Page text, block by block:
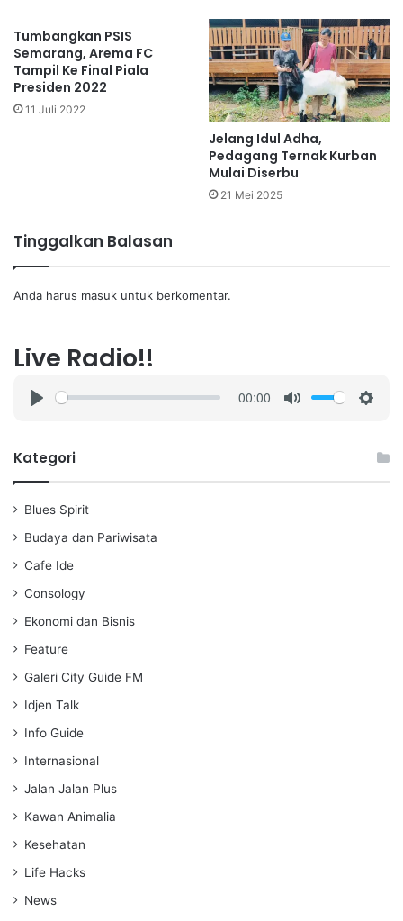
Tumbangkan PSIS
Semarang, Arema FC
Tampil Ke Final Piala
Presiden 2022
11 Juli 2022
Jelang Idul Adha,
Pedagang Ternak Kurban
Mulai Diserbu
21 Mei 2025
Tinggalkan Balasan
Anda harus masuk untuk berkomentar.
Live Radio!!
a
00:00
Kategori
Blues Spirit
Budaya dan Pariwisata
Cafe Ide
Consology
Ekonomi dan Bisnis
Feature
Galeri City Guide FM
Idjen Talk
Info Guide
Internasional
Jalan Jalan Plus
Kawan Animalia
Kesehatan
Life Hacks
News